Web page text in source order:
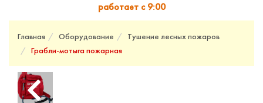
работает с 9:00
Главная Оборудование
Тушение лесных пожаров
Грабли-мотыга пожарная